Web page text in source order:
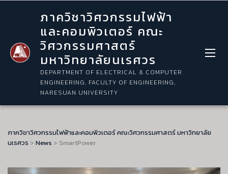
ภาควิชาวิศวกรรมไฟฟ้า
และคอมพิวเตอร์ คณะ
วิศวกรรมศาสตร์
มหาวิทยาลัยนเรศวร
DEPARTMENT OF ELECTRICAL & COMPUTER
ENGINEERING, FACULTY OF ENGINEERING,
NARESUAN UNIVERSITY
ภาควิชาวิศวกรรมไฟฟ้าและคอมพิวเตอร์ คณะวิศวกรรมศาสตร์ มหาวิทยาลัย
นเรศวร > News > SmartPower